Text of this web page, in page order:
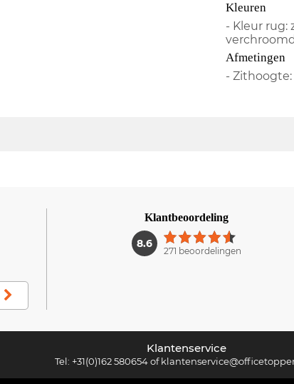
Kleuren
- Kleur rug:
Afmetingen
-
Klantbeoordeling
8.6 1
271 beoordelingen
Klantenservice
Tel: +31(0)162 580654of